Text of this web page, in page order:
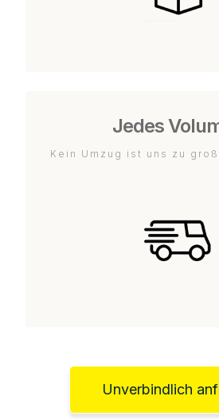
Jedes
Kein Umzug ist uns zu
Unverbindlich